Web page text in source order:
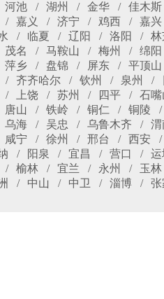
河池 湖州 金华
佳木斯
嘉义 济宁 鸡西
嘉兴
临夏 辽阳 洛阳
林
茂名 马鞍山 梅州
绵阳
萍乡 盘锦 屏东
平顶山
齐齐哈尔 钦州 泉州
上饶 苏州 四平
石嘴
唐山 铁岭 铜仁
铜陵
乌海 吴忠 乌鲁木齐
渭
咸宁 徐州 邢台
西安
阳泉 宜昌 营口
运
榆林 宜兰 永州
玉林
中山 中卫 淄博 张